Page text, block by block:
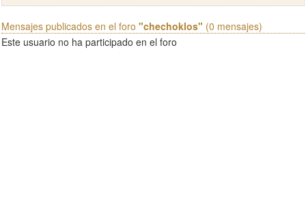
Mensajes publicados en el foro "chechoklos" (0 mensajes)
Este usuario no ha participado en el foro